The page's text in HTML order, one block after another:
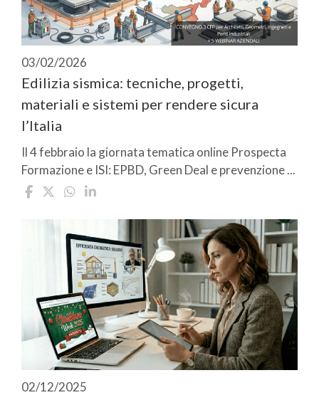
03/02/2026
Edilizia sismica: tecniche, progetti,
materiali e sistemi per rendere sicura
l’Italia
Il 4 febbraio la giornata tematica online Prospecta
Formazione e ISI: EPBD, Green Deal e prevenzione ...
02/12/2025